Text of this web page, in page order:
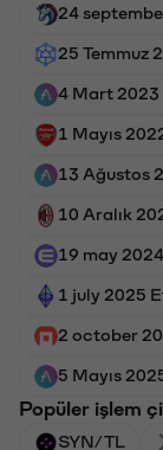
24
25 Temmuz
4 Mart 2023
1 Mayıs
13 Ağustos
10 Aralık
19 may
1 july 2025
2 october
5 Mayıs
Popüler işlem
SYN/TL